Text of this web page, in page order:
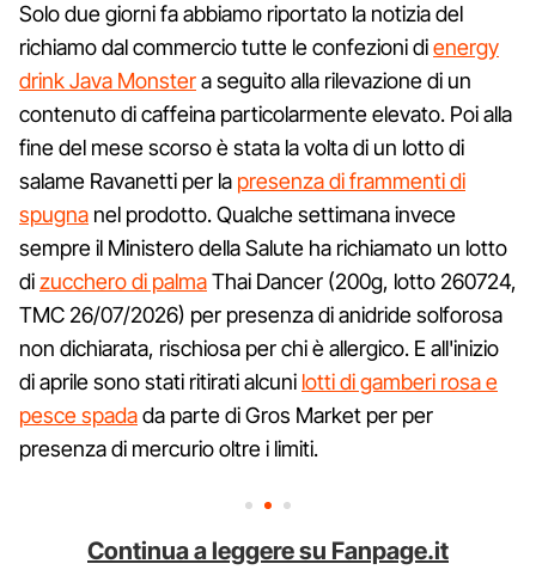
Solo due giorni fa abbiamo riportato la notizia del
richiamo dal commercio tutte le confezioni dienergy
drink Java Monstera seguito alla rilevazione di un
contenuto di caffeina particolarmente elevato. Poi alla
fine del mese scorso è stata la volta di un lotto di
salame Ravanetti per la presenza di frammenti di
spugna nel prodotto. Qualche settimana invece
sempre il Ministero della Salute ha richiamato un lotto
dizucchero di palmaThai Dancer (200g, lotto 260724,
TMC 26/07/2026) per presenza di anidride solforosa
non dichiarata, rischiosa per chi è allergico. E all'inizio
di aprile sono stati ritirati alcuni lotti di gamberi rosa e
pesce spadada parte di Gros Market per per
presenza di mercurio oltre i limiti.
Continua a leggere su Fanpage.it